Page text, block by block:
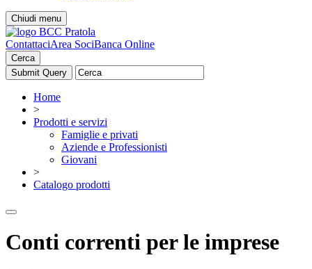
Chiudi menu
ContattaciArea SociBanca Online
Cerca
Home
>
Prodotti e servizi
Famiglie e privati
Aziende e Professionisti
Giovani
>
Catalogo prodotti
Conti correnti per le imprese